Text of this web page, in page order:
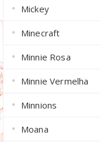
Mickey
Minecraft
Minnie Rosa
Minnie Vermelha
Minnions
Moana